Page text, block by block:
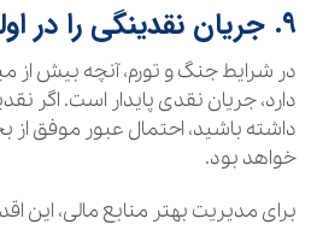
۹. جریان نقدینگی را در اولویت قرار دهید
در شرایط جنگ و تورم، آنچه بیش
دارد، جریان نقدی پایدار است. اگر
داشته باشید، احتمال عبور موفق از
خواهد بود.
برای مدیریت بهتر منابع مالی، این